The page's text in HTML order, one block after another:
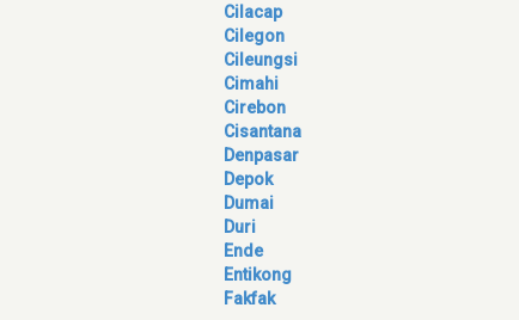
Cilacap
Cilegon
Cileungsi
Cimahi
Cirebon
Cisantana
Denpasar
Depok
Dumai
Duri
Ende
Entikong
Fakfak